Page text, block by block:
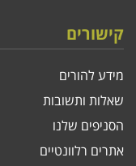
קישורים
מידע להורים
שאלות ותשובות
הסניפים שלנו
אתרים רלוונטיים